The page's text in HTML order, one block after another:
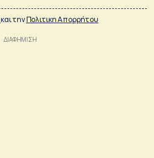
και τηνΠολιτικη Απορρήτου